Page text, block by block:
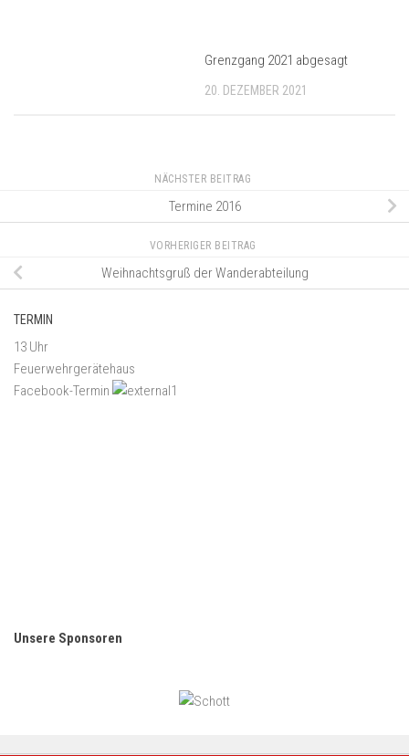
Grenzgang 2021 abgesagt
20. DEZEMBER 2021
NÄCHSTER BEITRAG
Termine 2016
VORHERIGER BEITRAG
Weihnachtsgruß der Wanderabteilung
TERMIN
13 Uhr
Feuerwehrgerätehaus
Facebook-Termin
Unsere Sponsoren